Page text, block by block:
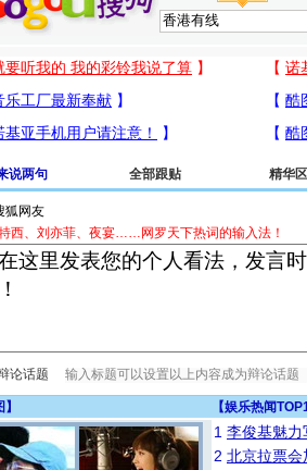
说两句 全部跟贴 精华区
西、刘亦菲、夜宴……网罗天下热词的输入法！
论话题
】 【娱乐热闻
1 李俊基魅力
2 北京拉票